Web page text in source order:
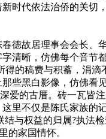
时代依法治侨的关
德故居理事会会长
清晰，仿佛每个音节
的稿费与积蓄，涓滴
些黑白影像，仿佛
爱的古厝。砖一瓦皆
里不仅是陈氏家族的
结与权益的归属?执法
的家国情怀。